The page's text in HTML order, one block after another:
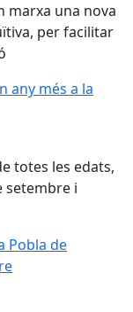
marxa una nova
per facilitar
any més a la
any més a la
totes les edats,
setembre i
Pobla de
Pobla de